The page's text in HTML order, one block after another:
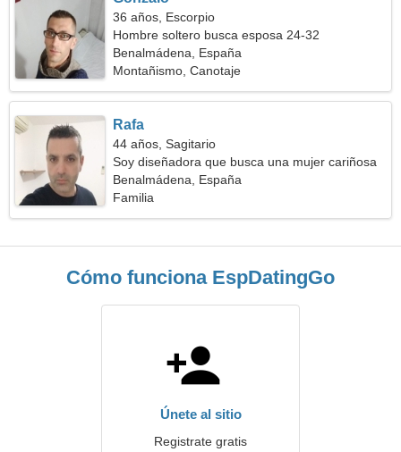
36 años, Escorpio
Hombre soltero busca esposa 24-32
Benalmádena, España
Montañismo, Canotaje
Rafa
44 años, Sagitario
Soy diseñadora que busca una mujer cariñosa
Benalmádena, España
Familia
Cómo funciona EspDatingGo
Únete al sitio
Registrate gratis